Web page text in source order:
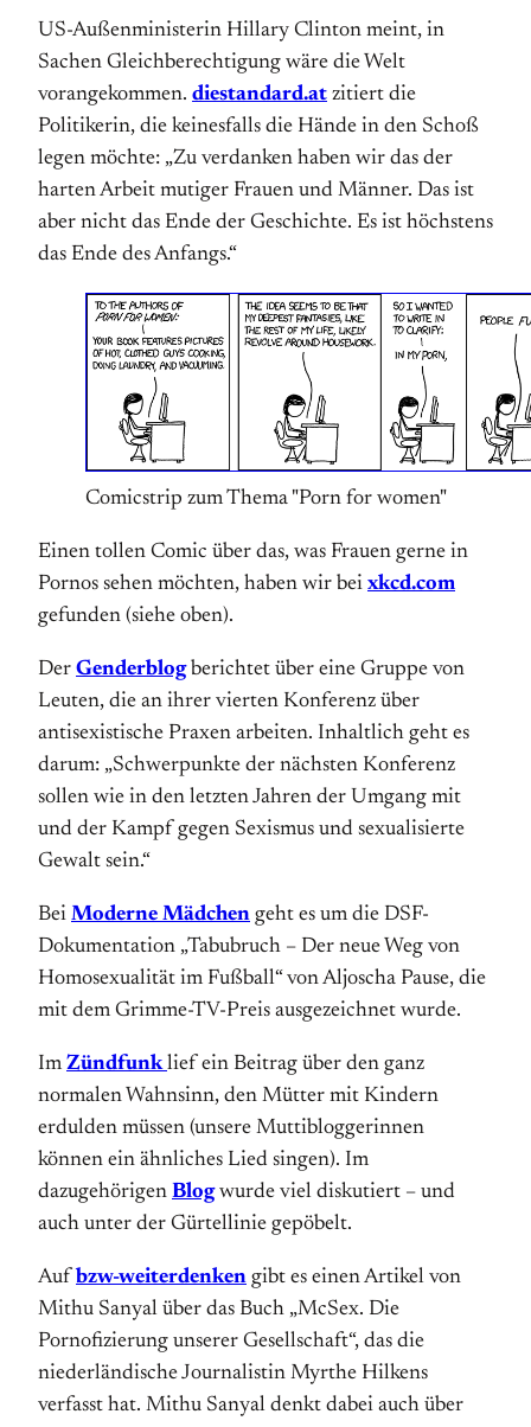
US-Außenministerin Hillary Clinton meint, in
Sachen Gleichberechtigung wäre die Welt
vorangekommen. diestandard.at zitiert die
Politikerin, die keinesfalls die Hände in den Schoß
legen möchte: „Zu verdanken haben wir das der
harten Arbeit mutiger Frauen und Männer. Das ist
aber nicht das Ende der Geschichte. Es ist höchstens
das Ende des Anfangs.“
Comicstrip zum Thema "Porn for women"
Einen tollen Comic über das, was Frauen gerne in
Pornos sehen möchten, haben wir bei xkcd.com
gefunden (siehe oben).
Der Genderblogberichtet über eine Gruppe von
Leuten, die an ihrer vierten Konferenz über
antisexistische Praxen arbeiten. Inhaltlich geht es
darum: „Schwerpunkte der nächsten Konferenz
sollen wie in den letzten Jahren der Umgang mit
und der Kampf gegen Sexismus und sexualisierte
Gewalt sein.“
Bei Moderne Mädchen geht es um die DSF-
Dokumentation „Tabubruch – Der neue Weg von
Homosexualität im Fußball“ von Aljoscha Pause, die
mit dem Grimme-TV-Preis ausgezeichnet wurde.
Im Zündfunklief ein Beitrag über den ganz
normalen Wahnsinn, den Mütter mit Kindern
erdulden müssen (unsere Muttibloggerinnen
können ein ähnliches Lied singen). Im
dazugehörigen Blogwurde viel diskutiert – und
auch unter der Gürtellinie gepöbelt.
Auf bzw-weiterdenken gibt es einen Artikel von
Mithu Sanyal über das Buch „McSex. Die
Pornofizierung unserer Gesellschaft“, das die
niederländische Journalistin Myrthe Hilkens
verfasst hat. Mithu Sanyal denkt dabei auch über